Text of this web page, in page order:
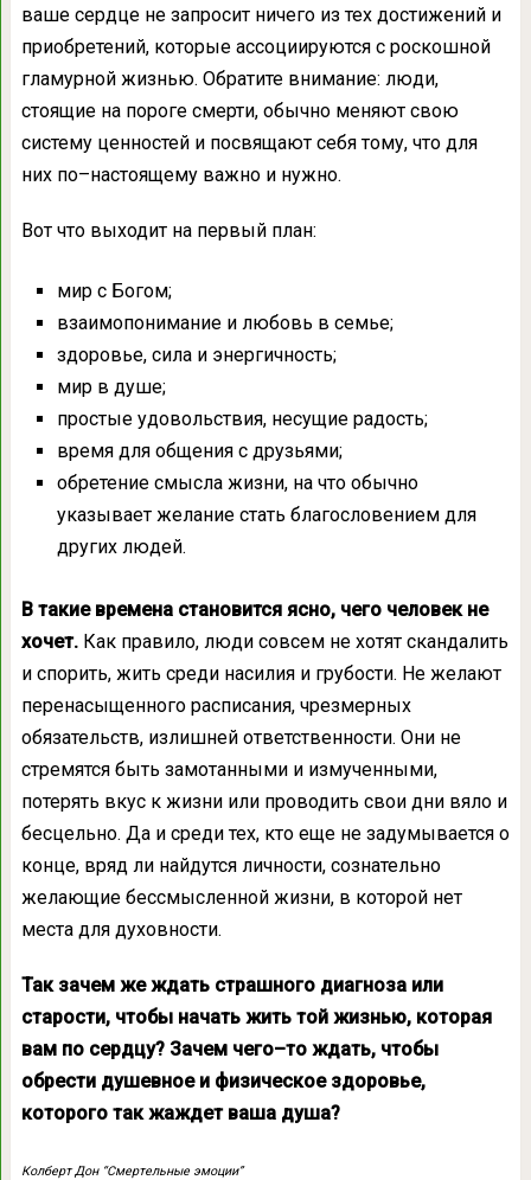
ваше сердце не запросит ничего из тех достижений и
приобретений, которые ассоциируются с роскошной
гламурной жизнью. Обратите внимание: люди,
стоящие на пороге смерти, обычно меняют свою
систему ценностей и посвящают себя тому, что для
них по–настоящему важно и нужно.
Вот что выходит на первый план:
мир с Богом;
взаимопонимание и любовь в семье;
здоровье, сила и энергичность;
мир в душе;
простые удовольствия, несущие радость;
время для общения с друзьями;
обретение смысла жизни, на что обычно
указывает желание стать благословением для
других людей.
В такие времена становится ясно, чего человек не
хочет. Как правило, люди совсем не хотят скандалить
и спорить, жить среди насилия и грубости. Не желают
перенасыщенного расписания, чрезмерных
обязательств, излишней ответственности. Они не
стремятся быть замотанными и измученными,
потерять вкус к жизни или проводить свои дни вяло и
бесцельно. Да и среди тех, кто еще не задумывается о
конце, вряд ли найдутся личности, сознательно
желающие бессмысленной жизни, в которой нет
места для духовности.
Так зачем же ждать страшного диагноза или
старости, чтобы начать жить той жизнью, которая
вам по сердцу? Зачем чего–то ждать, чтобы
обрести душевное и физическое здоровье,
которого так жаждет ваша душа?
Колберт Дон “Смертельные эмоции”